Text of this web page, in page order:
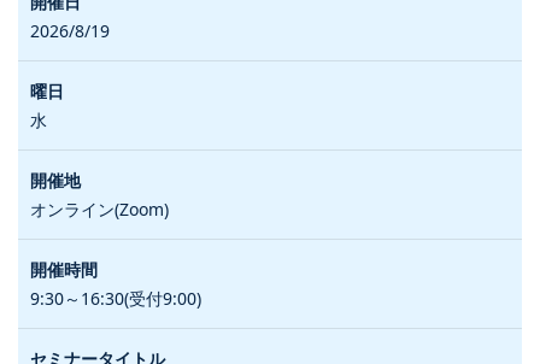
2026/8/19
水
オンライン(Zoom)
9:30～16:30(受付9:00)